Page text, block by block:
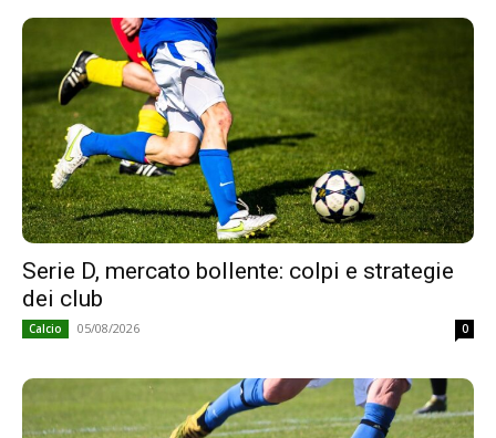
Serie D, mercato bollente: colpi e strategie
dei club
Calcio 05/08/2026 0